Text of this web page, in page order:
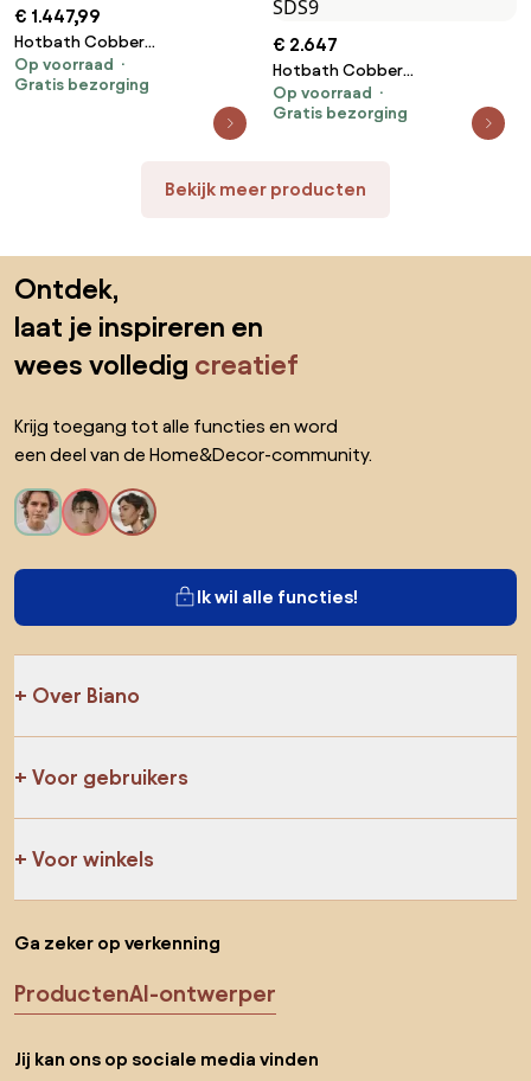
€ 1.447,99
Hotbath Cobber
Thermostatische Regendouche
Doucheset Geborsteld
Op voorraad
Gratis bezorging
€ 2.647
Hotbath Cobber
Thermostatische Regendouche
Doucheset Geborsteld Koper
Op voorraad
Gratis bezorging
Bekijk meer producten
Ontdek,
laat je inspireren en
wees volledig creatief
Krijg toegang tot alle functies en word
een deel van de Home&Decor-community.
Ik wil alle functies!
Over Biano
Voor gebruikers
Voor winkels
Ga zeker op verkenning
ProductenAI-ontwerper
Jij kan ons op sociale media vinden